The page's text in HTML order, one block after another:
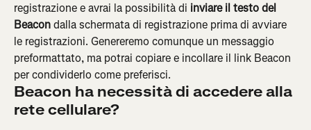
registrazione e avrai la possibilità di inviare il testo del
Beacon dalla schermata di registrazione prima di avviare
le registrazioni. Genereremo comunque un messaggio
preformattato, ma potrai copiare e incollare il link Beacon
per condividerlo come preferisci.
Beacon ha necessità di accedere alla
rete cellulare?